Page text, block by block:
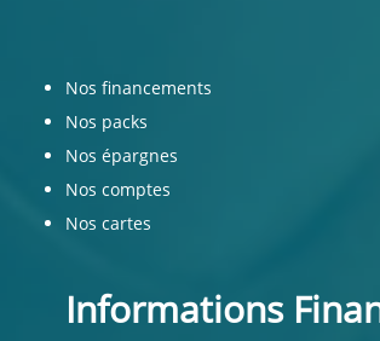
Nos financements
Nos packs
Nos épargnes
Nos comptes
Nos cartes
Informations